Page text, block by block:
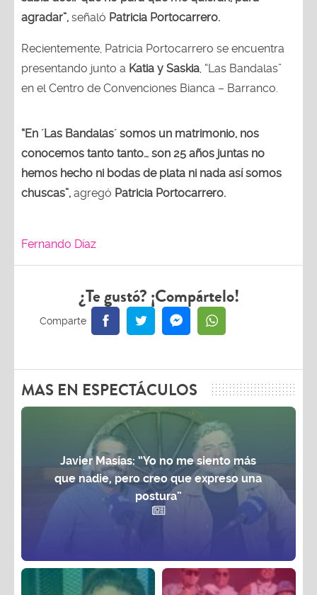
agradar”, señaló Patricia Portocarrero.
Recientemente, Patricia Portocarrero se encuentra
presentando junto a Katia y Saskia, “Las Bandalas”
en el Centro de Convenciones Bianca – Barranco.
“En ´Las Bandalas´ somos un matrimonio, nos
conocemos tanto tanto… son 25 años juntas no
hemos hecho ni bodas de plata ni nada así somos
chuscas”, agregó Patricia Portocarrero.
Fernando Díaz
¿Te gustó? ¡Compártelo!
MAS EN ESPECTÁCULOS
Javier Masías: “Yo no me siento más
que nadie, pero creo que expreso una
postura”